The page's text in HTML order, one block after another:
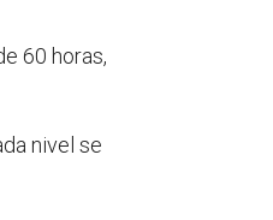
60 horas,
nivel se